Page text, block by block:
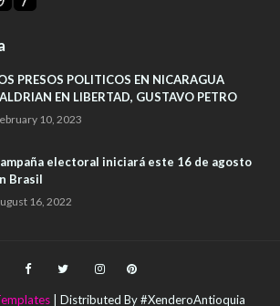
PRESOS POLITICOS EN NICARAGUA
EN LIBERTAD, GUSTAVO PETRO
10, 2023
electoral iniciará este 16 de agosto
Brasil
16, 2022
| Distributed By #XenderoAntioquia